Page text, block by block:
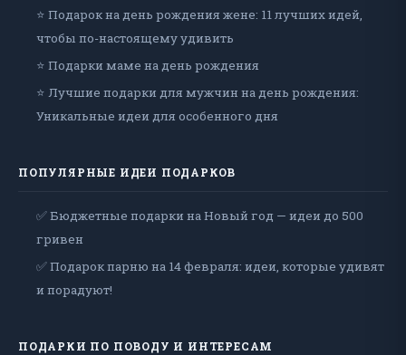
⭐ Подарок на день рождения жене: 11 лучших идей,
чтобы по-настоящему удивить
⭐ Подарки маме на день рождения
⭐ Лучшие подарки для мужчин на день рождения:
Уникальные идеи для особенного дня
ПОПУЛЯРНЫЕ ИДЕИ ПОДАРКОВ
✅ Бюджетные подарки на Новый год — идеи до 500
гривен
✅ Подарок парню на 14 февраля: идеи, которые удивят
и порадуют!
ПОДАРКИ ПО ПОВОДУ И ИНТЕРЕСАМ